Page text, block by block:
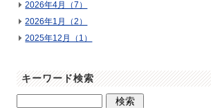
2026年4月（7）
2026年1月（2）
2025年12月（1）
キーワード検索